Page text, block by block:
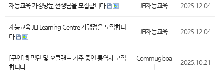
재능교육 가정방문 선생님을 모집합니다 JEI재능교육 2025.12.04
재능교육 JEI Learning Centre 가맹점을 모집합니
다
JEI재능교육 2025.12.04
[구인] 해밀턴 및 오클랜드 거주 중인 통역사 모집
합니다
Commugloba
2025.10.21